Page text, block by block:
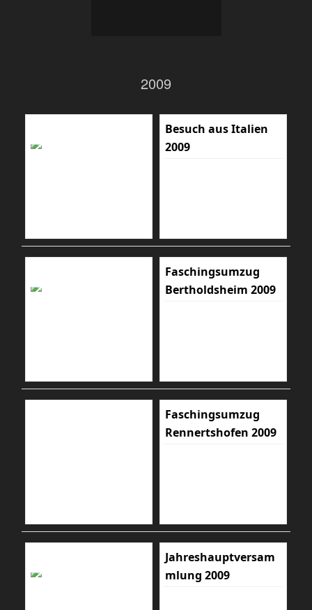
2009
Besuch aus Italien
2009
Faschingsumzug
Bertholdsheim 2009
Faschingsumzug
Rennertshofen 2009
Jahreshauptversam
mlung 2009